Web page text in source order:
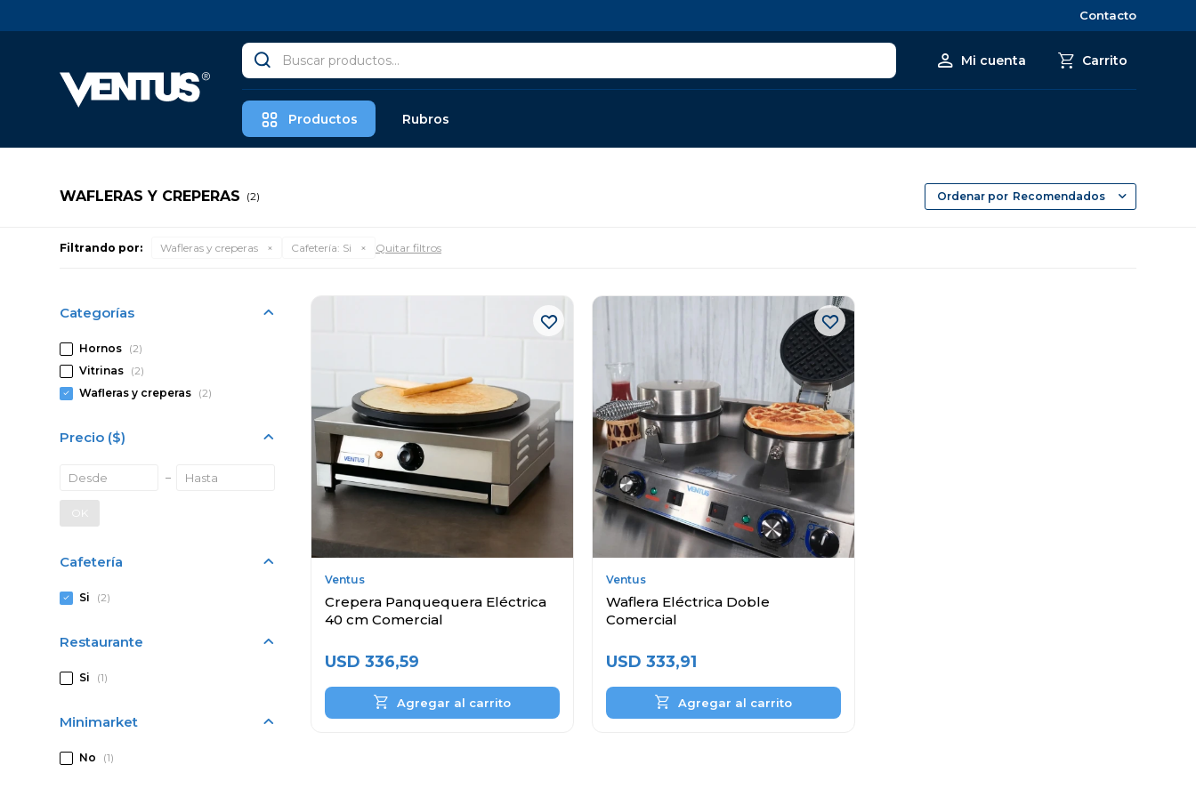
Productos Rubros
Contacto
WAFLERAS Y CREPERAS (2) Recomendados
Filtrando por: Wafleras y creperas Cafetería: Si Quitar filtros
Ventus
Crepera Panquequera Eléctrica
40 cm Comercial
USD 336,59
Ventus
Waflera Eléctrica Doble
Comercial
USD 333,91
Categorías
Hornos (2)
Vitrinas (2)
Wafleras y creperas (2)
Precio ($)
OK
Cafetería
Si (2)
Restaurante
Si (1)
Minimarket
No (1)